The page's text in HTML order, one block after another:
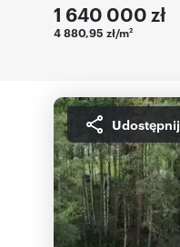
1 640 000 zł
4 880,95 zł/m2
Udostępnij